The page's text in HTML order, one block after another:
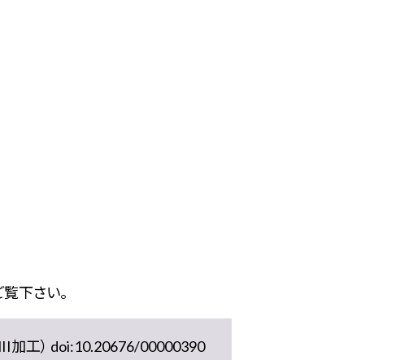
下さい。
加工） doi:10.20676/00000390